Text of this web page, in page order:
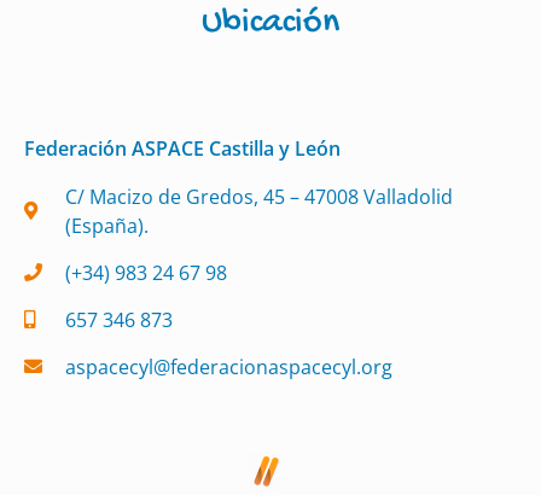
Ubicación
Federación ASPACE Castilla y León
C/ Macizo de Gredos, 45 – 47008 Valladolid
(España).
(+34) 983 24 67 98
657 346 873
aspacecyl@federacionaspacecyl.org